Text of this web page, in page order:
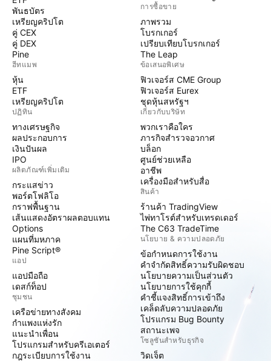
พันธบัตร
เหรียญคริปโต
คู่ CEX
คู่ DEX
Pine
ฮีทแมพ
หุ้น
ETF
เหรียญคริปโต
ปฏิทิน
ทางเศรษฐกิจ
ผลประกอบการ
เงินปันผล
IPO
ผลิตภัณฑ์เพิ่มเติม
กระแสข่าว
พอร์ตโฟลิโอ
กราฟพื้นฐาน
เส้นแสดงอัตราผลตอบแทน
Options
แผนที่มหภาค
Pine Script®
แอป
แอปมือถือ
เดสก์ท็อป
ชุมชน
เครือข่ายทางสังคม
กำแพงแห่งรัก
แนะนำเพื่อน
โปรแกรมสำหรับครีเอเตอร์
กฎระเบียบการใช้งาน
การซื้อขาย
ภาพรวม
โบรกเกอร์
เปรียบเทียบโบรกเกอร์
The Leap
ข้อเสนอพิเศษ
ฟิวเจอร์ส CME Group
ฟิวเจอร์ส Eurex
ชุดหุ้นสหรัฐฯ
เกี่ยวกับบริษัท
พวกเราคือใคร
ภารกิจสำรวจอวกาศ
บล็อก
ศูนย์ช่วยเหลือ
อาชีพ
เครื่องมือสำหรับสื่อ
สินค้า
ร้านค้า TradingView
ไพ่ทาโรต์สำหรับเทรดเดอร์
The C63 TradeTime
นโยบาย & ความปลอดภัย
ข้อกำหนดการใช้งาน
คำจำกัดสิทธิ์ความรับผิดชอบ
นโยบายความเป็นส่วนตัว
นโยบายการใช้คุกกี้
คำชี้แจงสิทธิ์การเข้าถึง
เคล็ดลับความปลอดภัย
โปรแกรม Bug Bounty
สถานะเพจ
โซลูชันสำหรับธุรกิจ
วิดเจ็ต